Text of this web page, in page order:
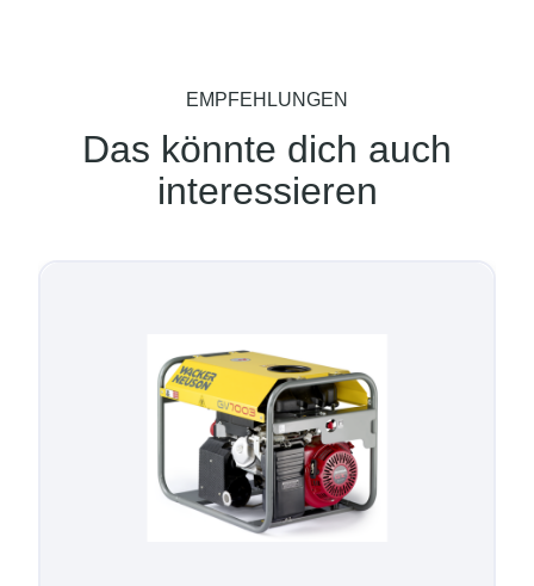
EMPFEHLUNGEN
Das könnte dich auch
interessieren